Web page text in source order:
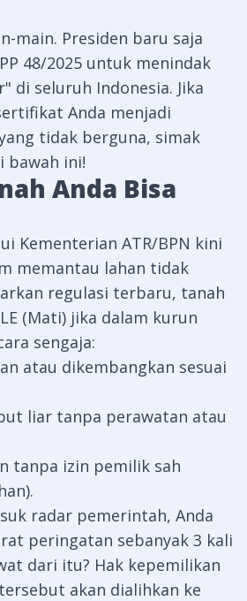
main. Presiden baru saja
48/2025 untuk menindak
di seluruh Indonesia. Jika
Anda menjadi
tidak berguna, simak
bawah ini!
Anda Bisa
Kementerian ATR/BPN kini
memantau lahan tidak
regulasi terbaru, tanah
(Mati) jika dalam kurun
sengaja:
atau dikembangkan sesuai
liar tanpa perawatan atau
tanpa izin pemilik sah
radar pemerintah, Anda
peringatan sebanyak 3 kali
dari itu? Hak kepemilikan
akan dialihkan ke